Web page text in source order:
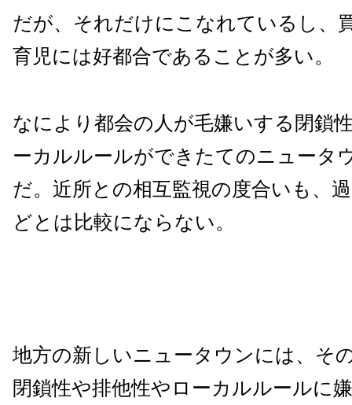
だが、それだけにこなれているし、
育児には好都合であることが多い。
なにより都会の人が毛嫌いする閉鎖
ーカルルールができたてのニュータ
だ。近所との相互監視の度合いも、
どとは比較にならない。
地方の新しいニュータウンには、そ
閉鎖性や排他性やローカルルールに